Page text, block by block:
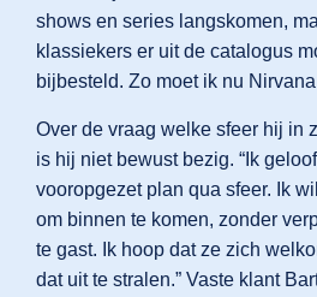
shows en series langskomen,
klassiekers er uit de catalogus
bijbesteld. Zo moet ik nu
Over de vraag welke sfeer hij in
is hij niet bewust bezig. “Ik
vooropgezet plan qua sfeer. Ik
om binnen te komen, zonder
te gast. Ik hoop dat ze zich
dat uit te stralen.” Vaste klant